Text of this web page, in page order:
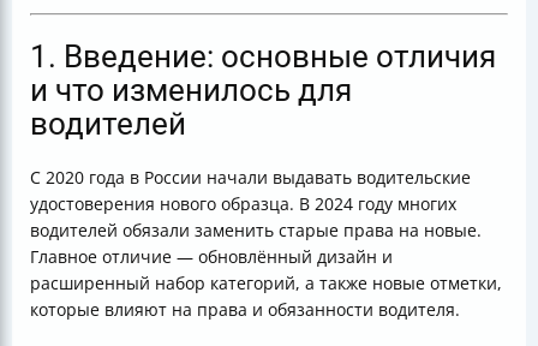
1. Введение: основные отличия
и что изменилось для
водителей
С 2020 года в России начали выдавать водительские
удостоверения нового образца. В 2024 году многих
водителей обязали заменить старые права на новые.
Главное отличие — обновлённый дизайн и
расширенный набор категорий, а также новые отметки,
которые влияют на права и обязанности водителя.